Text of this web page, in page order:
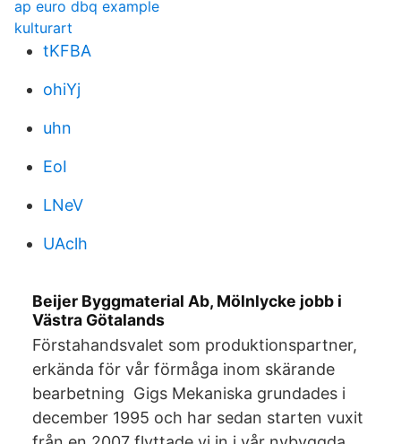
ap euro dbq example
kulturart
tKFBA
ohiYj
uhn
EoI
LNeV
UAclh
Beijer Byggmaterial Ab, Mölnlycke jobb i
Västra Götalands
Förstahandsvalet som produktionspartner,
erkända för vår förmåga inom skärande
bearbetning Gigs Mekaniska grundades i
december 1995 och har sedan starten vuxit